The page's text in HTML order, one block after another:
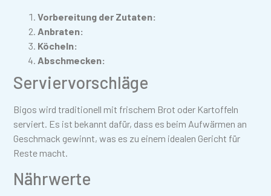
Vorbereitung der Zutaten:
Anbraten:
Köcheln:
Abschmecken:
Serviervorschläge
Bigos wird traditionell mit frischem Brot oder Kartoffeln
serviert. Es ist bekannt dafür, dass es beim Aufwärmen an
Geschmack gewinnt, was es zu einem idealen Gericht für
Reste macht.
Nährwerte